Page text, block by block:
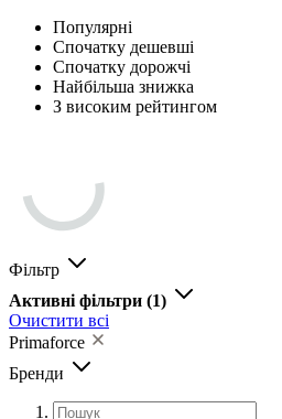
Популярні
Спочатку дешевші
Спочатку дорожчі
Найбільша знижка
З високим рейтингом
Фільтр
Активні фільтри (1)
Очистити всі
Primaforce
Бренди